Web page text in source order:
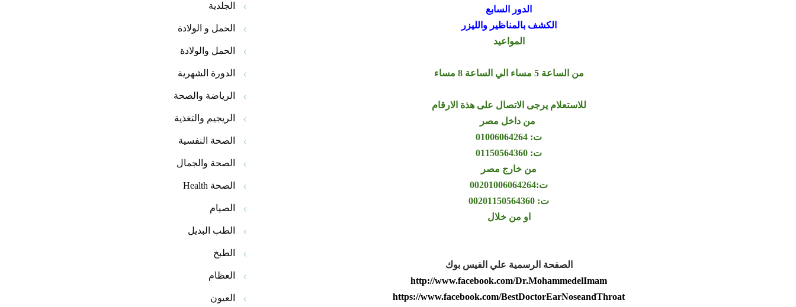
الدور السابع
الكشف بالمناظير والليزر
المواعيد
من الساعة 5 مساء الي الساعة 8 مساء
للاستعلام يرجى الاتصال على هذة الارقام
من داخل مصر
ت: 01006064264
ت: 01150564360
من خارج مصر
ت:00201006064264
ت: 00201150564360
او من خلال
الصفحة الرسمية علي الفيس بوك
http://www.facebook.com/Dr.MohammedelImam
https://www.facebook.com/BestDoctorEarNoseandThroat
الجلدية
الحمل و الولادة
الحمل والولادة
الدورة الشهرية
الرياضة والصحة
الريجيم والتغذية
الصحة النفسية
الصحة والجمال
الصحة Health
الصيام
الطب البديل
الطبخ
العظام
العيون